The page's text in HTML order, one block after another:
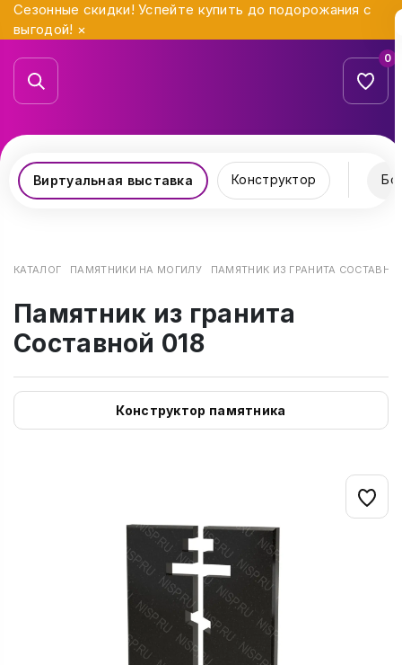
Сезонные скидки! Успейте купить до подорожания с
выгодой! ×
0
Виртуальная выставка Конструктор
КАТАЛОГ ПАМЯТНИКИ НА МОГИЛУ ПАМЯТНИК ИЗ ГРАНИТА
Памятник из гранита
Составной 018
Конструктор памятника